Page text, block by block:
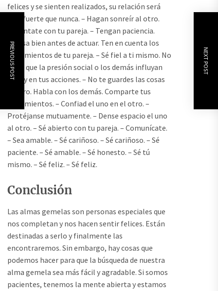
felices y se sienten realizados, su relación será
más fuerte que nunca. – Hagan sonreír al otro.
Encántate con tu pareja. – Tengan paciencia.
Piensa bien antes de actuar. Ten en cuenta los
sentimientos de tu pareja. – Sé fiel a ti mismo. No
dejes que la presión social o los demás influyan
en ti y en tus acciones. – No te guardes las cosas
dentro. Habla con los demás. Comparte tus
sentimientos. – Confiad el uno en el otro. –
Protéjanse mutuamente. – Dense espacio el uno
al otro. – Sé abierto con tu pareja. – Comunícate.
– Sea amable. – Sé cariñoso. – Sé cariñoso. – Sé
paciente. – Sé amable. – Sé honesto. – Sé tú
mismo. – Sé feliz. – Sé feliz.
Conclusión
Las almas gemelas son personas especiales que
nos completan y nos hacen sentir felices. Están
destinadas a serlo y finalmente las
encontraremos. Sin embargo, hay cosas que
podemos hacer para que la búsqueda de nuestra
alma gemela sea más fácil y agradable. Si somos
pacientes, tenemos la mente abierta y estamos
PREVIOUS POST NEXT POST